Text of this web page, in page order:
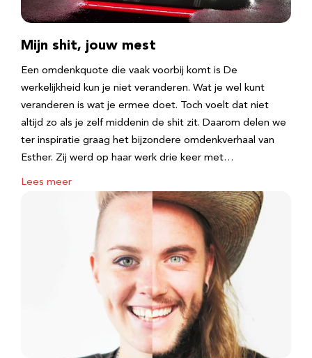
Mijn shit, jouw mest
Een omdenkquote die vaak voorbij komt is De
werkelijkheid kun je niet veranderen. Wat je wel kunt
veranderen is wat je ermee doet. Toch voelt dat niet
altijd zo als je zelf middenin de shit zit. Daarom delen we
ter inspiratie graag het bijzondere omdenkverhaal van
Esther. Zij werd op haar werk drie keer met…
Lees meer